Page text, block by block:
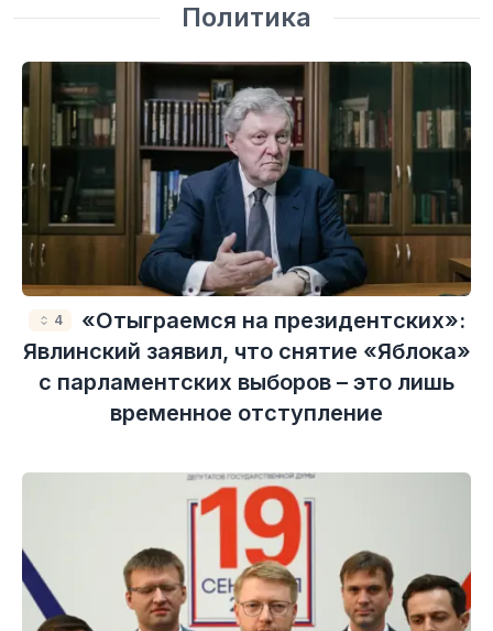
Политика
4
«Отыграемся на президентских»:
Явлинский заявил, что снятие «Яблока»
с парламентских выборов – это лишь
временное отступление